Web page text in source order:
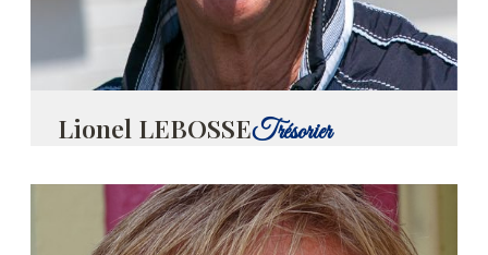
Lionel LEBOSSETrésorier